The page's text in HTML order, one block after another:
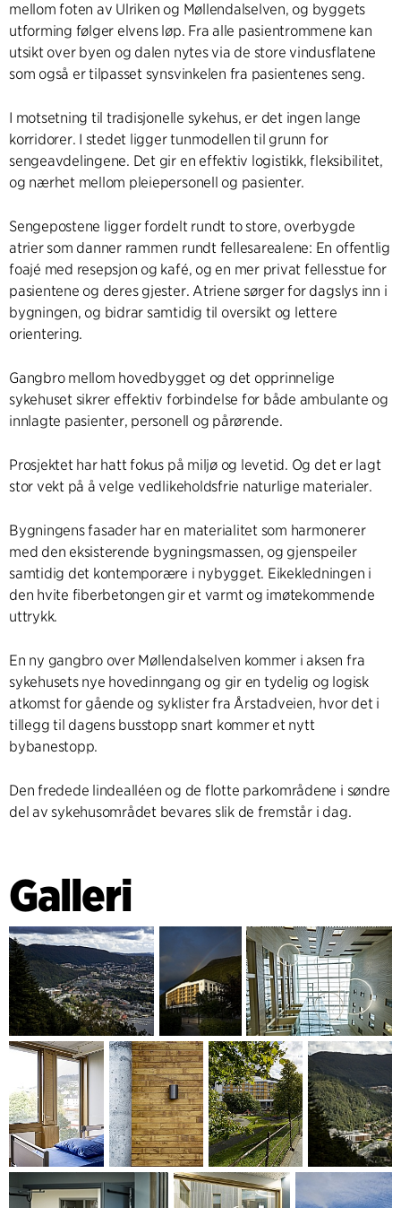
mellom foten av Ulriken og Møllendalselven, og byggets
utforming følger elvens løp. Fra alle pasientrommene kan
utsikt over byen og dalen nytes via de store vindusflatene
som også er tilpasset synsvinkelen fra pasientenes seng.
I motsetning til tradisjonelle sykehus, er det ingen lange
korridorer. I stedet ligger tunmodellen til grunn for
sengeavdelingene. Det gir en effektiv logistikk, fleksibilitet,
og nærhet mellom pleiepersonell og pasienter.
Sengepostene ligger fordelt rundt to store, overbygde
atrier som danner rammen rundt fellesarealene: En offentlig
foajé med resepsjon og kafé, og en mer privat fellesstue for
pasientene og deres gjester. Atriene sørger for dagslys inn i
bygningen, og bidrar samtidig til oversikt og lettere
orientering.
Gangbro mellom hovedbygget og det opprinnelige
sykehuset sikrer effektiv forbindelse for både ambulante og
innlagte pasienter, personell og pårørende.
Prosjektet har hatt fokus på miljø og levetid. Og det er lagt
stor vekt på å velge vedlikeholdsfrie naturlige materialer.
Bygningens fasader har en materialitet som harmonerer
med den eksisterende bygningsmassen, og gjenspeiler
samtidig det kontemporære i nybygget. Eikekledningen i
den hvite fiberbetongen gir et varmt og imøtekommende
uttrykk.
En ny gangbro over Møllendalselven kommer i aksen fra
sykehusets nye hovedinngang og gir en tydelig og logisk
atkomst for gående og syklister fra Årstadveien, hvor det i
tillegg til dagens busstopp snart kommer et nytt
bybanestopp.
Den fredede lindealléen og de flotte parkområdene i søndre
del av sykehusområdet bevares slik de fremstår i dag.
Galleri